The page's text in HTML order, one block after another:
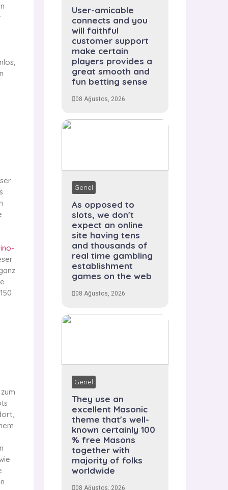
User-amicable
connects and you
will faithful
customer support
make certain
players provides a
great smooth and
fun betting sense
08 Ağustos, 2026
Genel
As opposed to
slots, we don't
expect an online
site having tens
and thousands of
real time gambling
establishment
games on the web
08 Ağustos, 2026
Genel
They use an
excellent Masonic
theme that's well-
known certainly 100
% free Masons
together with
majority of folks
worldwide
08 Ağustos, 2026